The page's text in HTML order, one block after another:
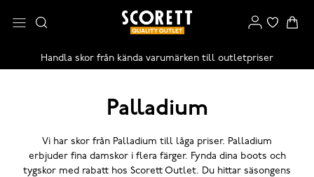
Handla skor från kända varumärken till outletpriser
Palladium
Vi har skor från Palladium till låga priser. Palladium
erbjuder fina damskor i flera färger. Fynda dina boots och
tygskor med rabatt hos Scorett Outlet. Du hittar säsongens